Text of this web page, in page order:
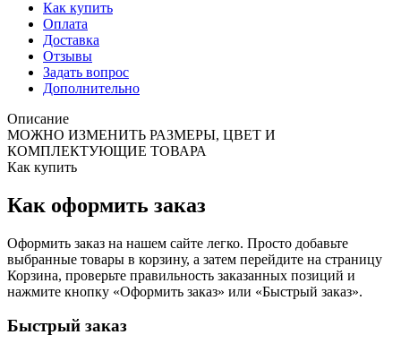
Как купить
Оплата
Доставка
Отзывы
Задать вопрос
Дополнительно
Описание
МОЖНО ИЗМЕНИТЬ РАЗМЕРЫ, ЦВЕТ И
КОМПЛЕКТУЮЩИЕ ТОВАРА
Как купить
Как оформить заказ
Оформить заказ на нашем сайте легко. Просто добавьте
выбранные товары в корзину, а затем перейдите на страницу
Корзина, проверьте правильность заказанных позиций и
нажмите кнопку «Оформить заказ» или «Быстрый заказ».
Быстрый заказ